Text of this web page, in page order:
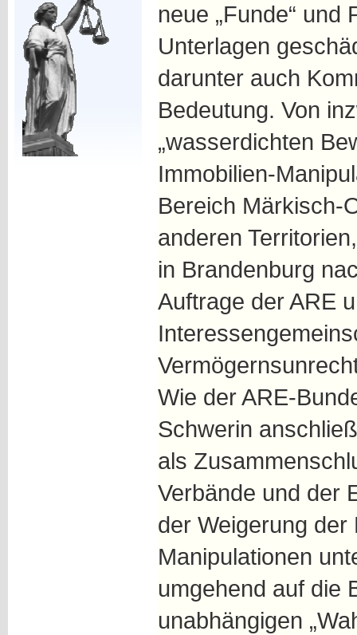
neue „Funde“
Unterlagen
darunter auch
Bedeutung. Von
„wasserdichten
Immobilien-
Bereich Märkisch-
anderen
in Brandenburg
Auftrage der ARE
Wie der ARE-
Schwerin
als
Verbände und der
der Weigerung der
Manipulationen
umgehend auf die
unabhängigen